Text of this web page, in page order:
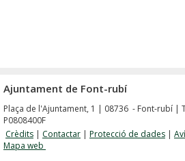
Ajuntament de Font-rubí
Plaça de l'Ajuntament, 1 | 08736 - Font-rubí |
P0808400F
Crèdits | Contactar | Protecció de dades |
Mapa web